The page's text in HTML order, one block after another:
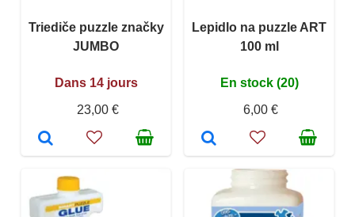
Triediče puzzle značky
JUMBO
Dans 14 jours
23,00 €
Lepidlo na puzzle ART
100 ml
En stock (20)
6,00 €